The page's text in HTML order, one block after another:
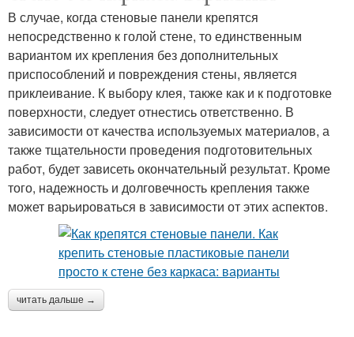
В случае, когда стеновые панели крепятся
непосредственно к голой стене, то единственным
вариантом их крепления без дополнительных
приспособлений и повреждения стены, является
приклеивание. К выбору клея, также как и к подготовке
поверхности, следует отнестись ответственно. В
зависимости от качества используемых материалов, а
также тщательности проведения подготовительных
работ, будет зависеть окончательный результат. Кроме
того, надежность и долговечность крепления также
может варьироваться в зависимости от этих аспектов.
читать дальше →